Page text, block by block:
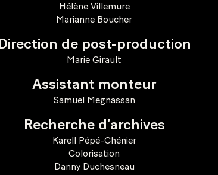
Hélène Villemure
Marianne Boucher
Direction de post-production
Marie Girault
Assistant monteur
Samuel Megnassan
Recherche d’archives
Karell Pépé-Chénier
Colorisation
Danny Duchesneau